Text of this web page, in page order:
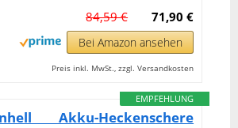
71,90 €
84,59 €
Bei Amazon ansehen
Preis inkl. MwSt., zzgl. Versandkosten
EMPFEHLUNG
Akku-Heckenschere